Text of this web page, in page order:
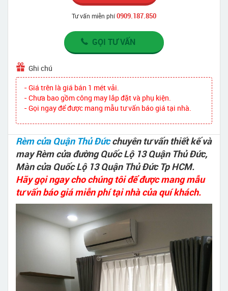
Tư vấn miễn phí0909.187.850
GỌI TƯ VẤN
Ghi chú
- Giá trên là giá bán 1 mét vải.
- Chưa bao gồm công may lắp đặt và phụ kiện.
- Gọi ngay để được mang mẫu tư vấn báo giá tại nhà.
Rèm cửa Quận Thủ Đứcchuyên tư vấn thiết kế và
may Rèm cửa đường Quốc Lộ 13 Quận Thủ Đức,
Màn cửa Quốc Lộ 13 Quận Thủ Đức Tp HCM.
Hãy gọi ngay cho chúng tôi để được mang mẫu
tư vấn báo giá miễn phí tại nhà của quí khách.